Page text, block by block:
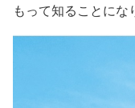
もって知ることにな